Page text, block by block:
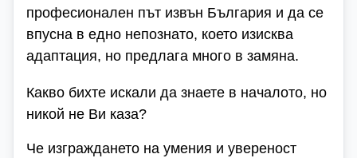
професионален път извън България и да се
впусна в едно непознато, което изисква
адаптация, но предлага много в замяна.
Какво бихте искали да знаете в началото, но
никой не Ви каза?
Че изграждането на умения и увереност